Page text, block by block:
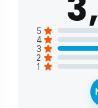
5
4
3
2
1